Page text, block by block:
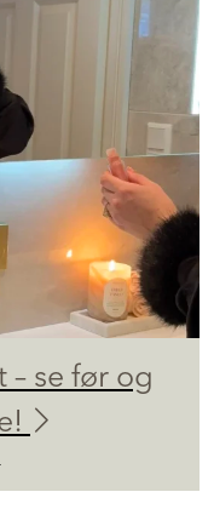
– se før og